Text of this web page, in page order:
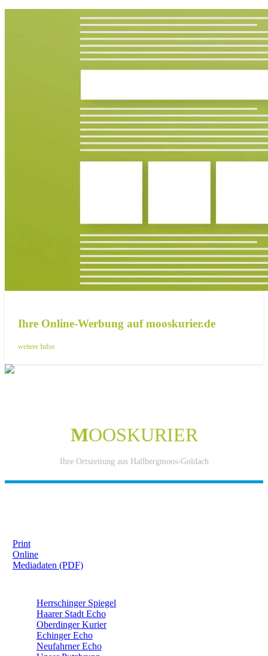
Ihre Online-Werbung auf mooskurier.de
weitere Infos
MOOSKURIER
Ihre Ortszeitung aus Hallbergmoos-Goldach
Print
Online
Mediadaten (PDF)
Herrschinger Spiegel
Haarer Stadt Echo
Oberdinger Kurier
Echinger Echo
Neufahrner Echo